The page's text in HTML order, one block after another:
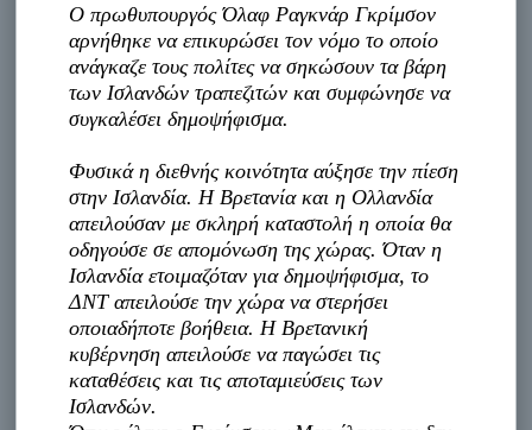
Ο πρωθυπουργός Όλαφ Ραγκνάρ Γκρίμσον
αρνήθηκε να επικυρώσει τον νόμο το οποίο
ανάγκαζε τους πολίτες να σηκώσουν τα βάρη
των Ισλανδών τραπεζιτών και συμφώνησε να
συγκαλέσει δημοψήφισμα.
Φυσικά η διεθνής κοινότητα αύξησε την πίεση
στην Ισλανδία. Η Βρετανία και η Ολλανδία
απειλούσαν με σκληρή καταστολή η οποία θα
οδηγούσε σε απομόνωση της χώρας. Όταν η
Ισλανδία ετοιμαζόταν για δημοψήφισμα, το
ΔΝΤ απειλούσε την χώρα να στερήσει
οποιαδήποτε βοήθεια. Η Βρετανική
κυβέρνηση απειλούσε να παγώσει τις
καταθέσεις και τις αποταμιεύσεις των
Ισλανδών.